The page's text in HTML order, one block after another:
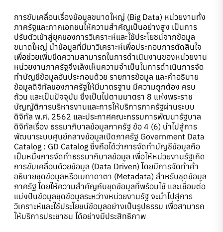
การขับเคลื่อนเรื่องข้อมูลขนาดใหญ่ (Big Data) หน่วยงานทั้ง
ภาครัฐและภาคเอกชนให้ความสำคัญเป็นอย่างสูง เป็นการ
ปรับตัวเข้าสู่ยุคของการวิเคราะห์และใช้ประโยชน์จากข้อมูล
ขนาดใหญ่ นำข้อมูลที่มีมาวิเคราะห์เพื่อประกอบการตัดสินใจ
เพื่อช่วยเพิ่มขีดความสามารถในการดำเนินงานของหน่วยงาน
หน่วยงานภาครัฐจึงเล็งเห็นความจำเป็นในการดำเนินการจัด
ทำบัญชีข้อมูลอันประกอบด้วย รายการข้อมูล และคำอธิบาย
ข้อมูลดิจิทัลของภาครัฐให้มีมาตรฐาน มีความถูกต้อง ครบ
ถ้วน และเป็นปัจจุบัน ซึ่งเป็นไปตามมาตรา 8 แห่งพระราช
บัญญัติการบริหารงานและการให้บริการภาครัฐผ่านระบบ
ดิจิทัล พ.ศ. 2562 และประกาศคณะกรรมการพัฒนารัฐบาล
ดิจิทัลเรื่อง ธรรมาภิบาลข้อมูลภาครัฐ ข้อ 4 (6) นำไปสู่การ
พัฒนาระบบศูนย์กลางข้อมูลเปิดภาครัฐ Government Data
Catalog : GD Catalog ซึ่งถือได้ว่าการจัดทำบัญชีข้อมูลถือ
เป็นหนึ่งการจัดทำธรรมาภิบาลข้อมูล เพื่อให้หน่วยงานรัฐเกิด
การขับเคลื่อนด้วยข้อมูล (Data Driven) โดยมีการจัดทำคำ
อธิบายชุดข้อมูลหรือเมทาดาตา (Metadata) สำหรับชุดข้อมูล
ภาครัฐ โดยให้ความสำคัญกับชุดข้อมูลที่พร้อมใช้ และเชื่อมต่อ
แบ่งปันข้อมูลชุดข้อมูลระหว่างหน่วยงานรัฐ จะนำไปสู่การ
วิเคราะห์และใช้ประโยชน์ข้อมูลอย่างเป็นรูปธรรม เพื่อสามารถ
ให้บริการประชาชน ได้อย่างมีประสิทธิภาพ